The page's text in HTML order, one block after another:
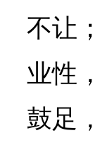
不让
业性
鼓足